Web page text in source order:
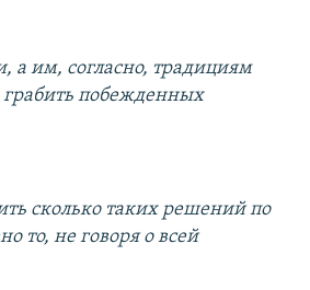
а им, согласно, традициям
побежденных
сколько таких решений по
то, не говоря о всей